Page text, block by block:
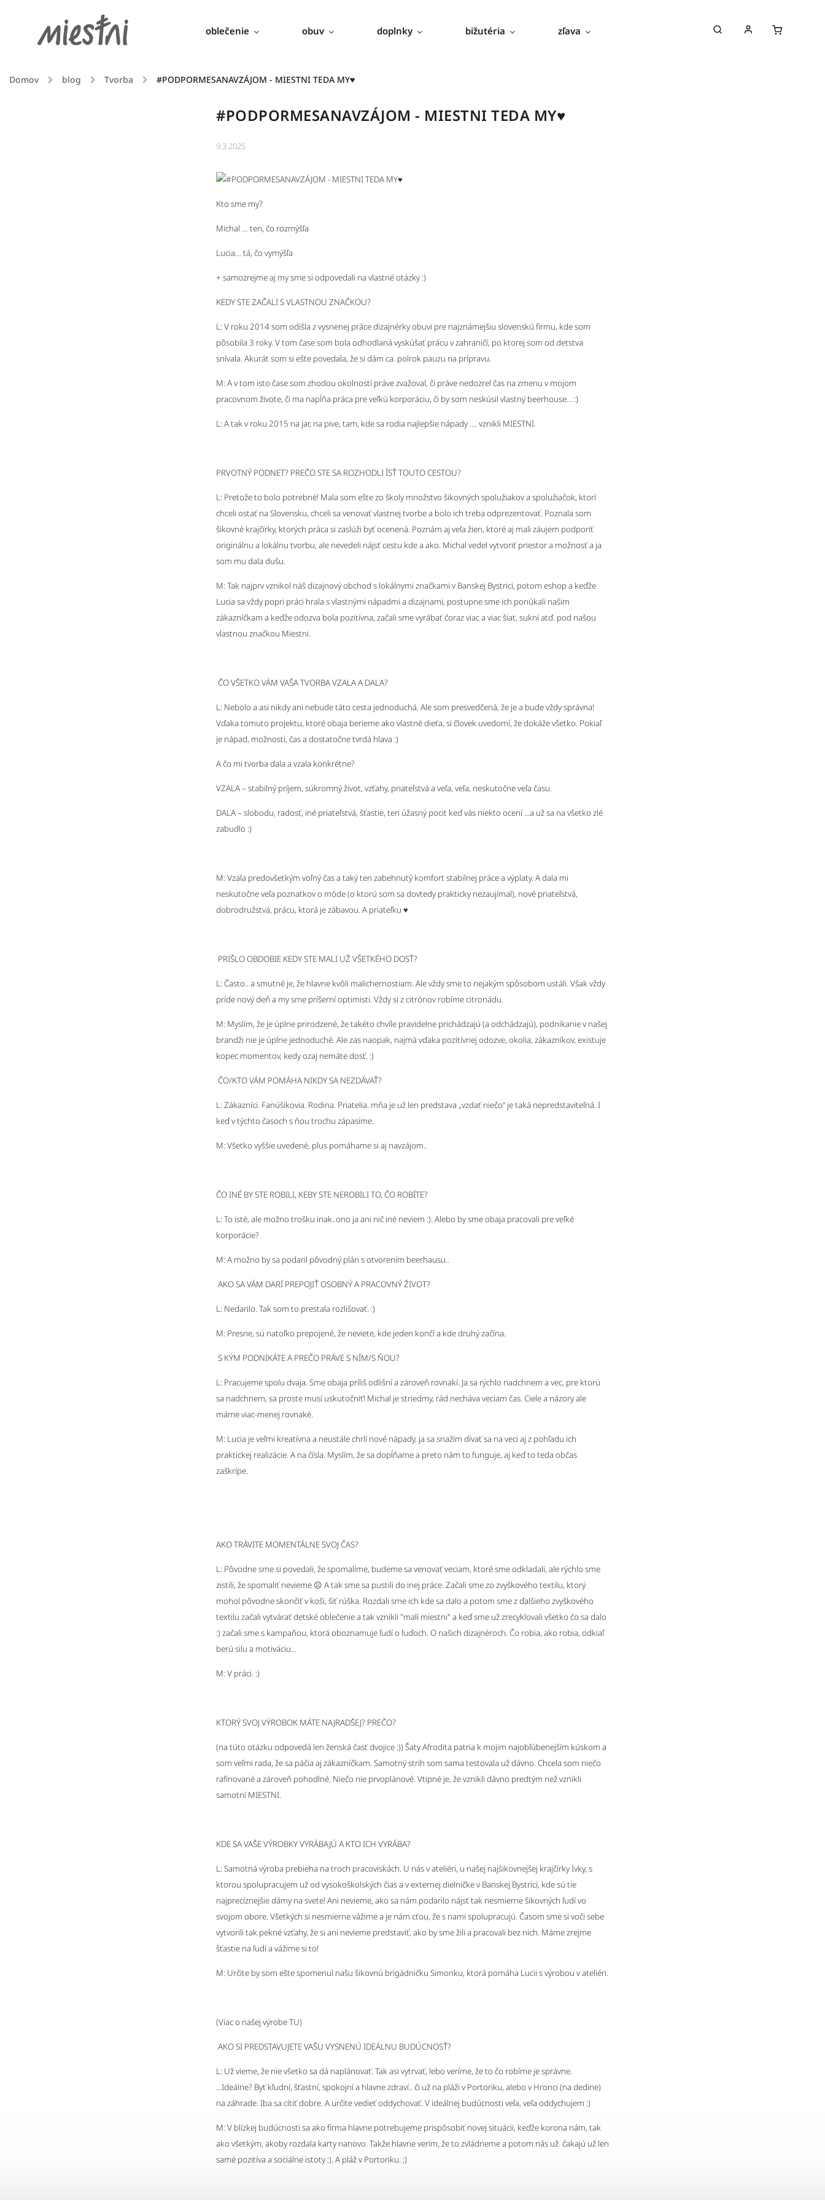
oblečenie obuv doplnky bižutéria zľava
Domov / blog / Tvorba / #PODPORMESANAVZÁJOM - MIESTNI TEDA MY♥
#PODPORMESANAVZÁJOM - MIESTNI TEDA MY♥
9.3.2025
Kto sme my?
Michal … ten, čo rozmýšľa
Lucia… tá, čo vymýšľa
+ samozrejme aj my sme si odpovedali na vlastné otázky :)
KEDY STE ZAČALI S VLASTNOU ZNAČKOU?
L: V roku 2014 som odišla z vysnenej práce dizajnérky obuvi pre najznámejšiu slovenskú firmu, kde som
pôsobila 3 roky. V tom čase som bola odhodlaná vyskúšať prácu v zahraničí, po ktorej som od detstva
snívala. Akurát som si ešte povedala, že si dám ca. polrok pauzu na prípravu.
M: A v tom isto čase som zhodou okolností práve zvažoval, či práve nedozrel čas na zmenu v mojom
pracovnom živote, či ma napĺňa práca pre veľkú korporáciu, či by som neskúsil vlastný beerhouse... :)
L: A tak v roku 2015 na jar, na pive, tam, kde sa rodia najlepšie nápady .... vznikli MIESTNI.
PRVOTNÝ PODNET? PREČO STE SA ROZHODLI ÍSŤ TOUTO CESTOU?
L: Pretože to bolo potrebné! Mala som ešte zo školy množstvo šikovných spolužiakov a spolužiačok, ktorí
chceli ostať na Slovensku, chceli sa venovať vlastnej tvorbe a bolo ich treba odprezentovať. Poznala som
šikovné krajčírky, ktorých práca si zaslúži byť ocenená. Poznám aj veľa žien, ktoré aj mali záujem podporiť
originálnu a lokálnu tvorbu, ale nevedeli nájsť cestu kde a ako. Michal vedel vytvoriť priestor a možnosť a ja
som mu dala dušu.
M: Tak najprv vznikol náš dizajnový obchod s lokálnymi značkami v Banskej Bystrici, potom eshop a keďže
Lucia sa vždy popri práci hrala s vlastnými nápadmi a dizajnami, postupne sme ich ponúkali našim
zákazníčkam a keďže odozva bola pozitívna, začali sme vyrábať čoraz viac a viac šiat, sukní atď. pod našou
vlastnou značkou Miestni.
ČO VŠETKO VÁM VAŠA TVORBA VZALA A DALA?
L: Nebolo a asi nikdy ani nebude táto cesta jednoduchá. Ale som presvedčená, že je a bude vždy správna!
Vďaka tomuto projektu, ktoré obaja berieme ako vlastné dieťa, si človek uvedomí, že dokáže všetko. Pokiaľ
je nápad, možnosti, čas a dostatočne tvrdá hlava :)
A čo mi tvorba dala a vzala konkrétne?
VZALA – stabilný príjem, súkromný život, vzťahy, priateľstvá a veľa, veľa, neskutočne veľa času.
DALA – slobodu, radosť, iné priateľstvá, šťastie, ten úžasný pocit keď vás niekto ocení ...a už sa na všetko zlé
zabudlo :)
M: Vzala predovšetkým voľný čas a taký ten zabehnutý komfort stabilnej práce a výplaty. A dala mi
neskutočne veľa poznatkov o móde (o ktorú som sa dovtedy prakticky nezaujímal), nové priateľstvá,
dobrodružstvá, prácu, ktorá je zábavou. A priateľku ♥
PRIŠLO OBDOBIE KEDY STE MALI UŽ VŠETKÉHO DOSŤ?
L: Často.. a smutné je, že hlavne kvôli malichernostiam. Ale vždy sme to nejakým spôsobom ustáli. Však vždy
príde nový deň a my sme príšerní optimisti. Vždy si z citrónov robíme citronádu.
M: Myslím, že je úplne prirodzené, že takéto chvíle pravidelne prichádzajú (a odchádzajú), podnikanie v našej
brandži nie je úplne jednoduché. Ale zas naopak, najmä vďaka pozitívnej odozve, okolia, zákazníkov, existuje
kopec momentov, kedy ozaj nemáte dosť. :)
ČO/KTO VÁM POMÁHA NIKDY SA NEZDÁVAŤ?
L: Zákazníci. Fanúšikovia. Rodina. Priatelia. mňa je už len predstava „vzdať niečo“ je taká nepredstaviteľná. I
keď v týchto časoch s ňou trochu zápasíme.
M: Všetko vyššie uvedené, plus pomáhame si aj navzájom..
ČO INÉ BY STE ROBILI, KEBY STE NEROBILI TO, ČO ROBÍTE?
L: To isté, ale možno trošku inak..ono ja ani nič iné neviem :). Alebo by sme obaja pracovali pre veľké
korporácie?
M: A možno by sa podaril pôvodný plán s otvorením beerhausu..
AKO SA VÁM DARÍ PREPOJIŤ OSOBNÝ A PRACOVNÝ ŽIVOT?
L: Nedarilo. Tak som to prestala rozlišovať. :)
M: Presne, sú natoľko prepojené, že neviete, kde jeden končí a kde druhý začína.
S KÝM PODNIKÁTE A PREČO PRÁVE S NÍM/S ŇOU?
L: Pracujeme spolu dvaja. Sme obaja príliš odlišní a zároveň rovnakí. Ja sa rýchlo nadchnem a vec, pre ktorú
sa nadchnem, sa proste musí uskutočniť! Michal je striedmy, rád necháva veciam čas. Ciele a názory ale
máme viac-menej rovnaké.
M: Lucia je veľmi kreatívna a neustále chrlí nové nápady, ja sa snažím dívať sa na veci aj z pohľadu ich
praktickej realizácie. A na čísla. Myslím, že sa dopĺňame a preto nám to funguje, aj keď to teda občas
zaškrípe.
AKO TRÁVITE MOMENTÁLNE SVOJ ČAS?
L: Pôvodne sme si povedali, že spomalíme, budeme sa venovať veciam, ktoré sme odkladali, ale rýchlo sme
zistili, že spomaliť nevieme ☹ A tak sme sa pustili do inej práce. Začali sme zo zvyškového textilu, ktorý
mohol pôvodne skončiť v koši, šiť rúška. Rozdali sme ich kde sa dalo a potom sme z ďalšieho zvyškového
textilu začali vytvárať detské oblečenie a tak vznikli "malí miestni" a keď sme už zrecyklovali všetko čo sa dalo
:) začali sme s kampaňou, ktorá oboznamuje ľudí o ľuďoch. O našich dizajnéroch. Čo robia, ako robia, odkiaľ
berú silu a motiváciu...
M: V práci. :)
KTORÝ SVOJ VÝROBOK MÁTE NAJRADŠEJ? PREČO?
(na túto otázku odpovedá len ženská časť dvojice :)) ŠatyAfrodita patria k mojim najobľúbenejším kúskom a
som veľmi rada, že sa páčia aj zákazníčkam. Samotný strih som sama testovala už dávno. Chcela som niečo
rafinované a zároveň pohodlné. Niečo nie prvoplánové. Vtipné je, že vznikli dávno predtým než vznikli
samotní MIESTNI.
KDE SA VAŠE VÝROBKY VYRÁBAJÚ A KTO ICH VYRÁBA?
L: Samotná výroba prebieha na troch pracoviskách. U nás v ateliéri, u našej najšikovnejšej krajčírky Ivky, s
ktorou spolupracujem už od vysokoškolských čias a v externej dielničke v Banskej Bystrici, kde sú tie
najprecíznejšie dámy na svete! Ani nevieme, ako sa nám podarilo nájsť tak nesmierne šikovných ľudí vo
svojom obore. Všetkých si nesmierne vážime a je nám cťou, že s nami spolupracujú. Časom sme si voči sebe
vytvorili tak pekné vzťahy, že si ani nevieme predstaviť, ako by sme žili a pracovali bez nich. Máme zrejme
šťastie na ľudí a vážime si to!
M: Určite by som ešte spomenul našu šikovnú brigádničku Simonku, ktorá pomáha Lucii s výrobou v ateliéri.
(Viac o našej výrobeTU)
AKO SI PREDSTAVUJETE VAŠU VYSNENÚ IDEÁLNU BUDÚCNOSŤ?
L: Už vieme, že nie všetko sa dá naplánovať. Tak asi vytrvať, lebo veríme, že to čo robíme je správne.
...Ideálne? Byť kľudní, šťastní, spokojní a hlavne zdraví.. či už na pláži v Portoriku, alebo v Hronci (na dedine)
na záhrade. Iba sa cítiť dobre. A určite vedieť oddychovať. V ideálnej budúcnosti veľa, veľa oddychujem :)
M: V blízkej budúcnosti sa ako firma hlavne potrebujeme prispôsobiť novej situácii, keďže korona nám, tak
ako všetkým, akoby rozdala karty nanovo. Takže hlavne verím, že to zvládneme a potom nás už čakajú už len
samé pozitíva a sociálne istoty :). A pláž v Portoriku. ;)